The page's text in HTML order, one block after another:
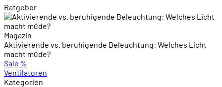
Ratgeber
Magazin
Aktivierende vs. beruhigende Beleuchtung: Welches Licht
macht müde?
Sale %
Ventilatoren
Kategorien